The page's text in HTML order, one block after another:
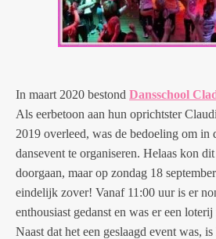
In maart 2020 bestond Dansschool
Als eerbetoon aan hun oprichtster
2019 overleed, was de bedoeling om in
dansevent te organiseren. Helaas kon
doorgaan, maar op zondag 18
eindelijk zover! Vanaf 11:00 uur is er
enthousiast gedanst en was er een
Naast dat het een geslaagd event was,